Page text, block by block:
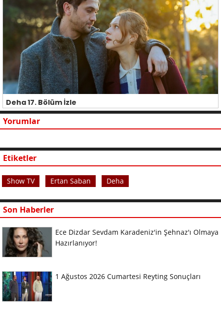
Deha 17. Bölüm İzle
Yorumlar
Etiketler
Show TV Ertan Saban Deha
Son Haberler
Ece Dizdar Sevdam Karadeniz'in Şehnaz'ı Olmaya
Hazırlanıyor!
1 Ağustos 2026 Cumartesi Reyting Sonuçları